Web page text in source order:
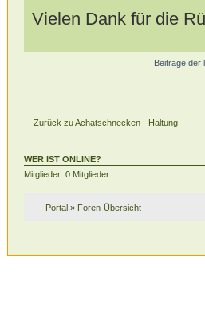
Vielen Dank für die
Beiträge der
Zurück zu Achatschnecken - Haltung
WER IST ONLINE?
Mitglieder: 0 Mitglieder
Portal» Foren-Übersicht